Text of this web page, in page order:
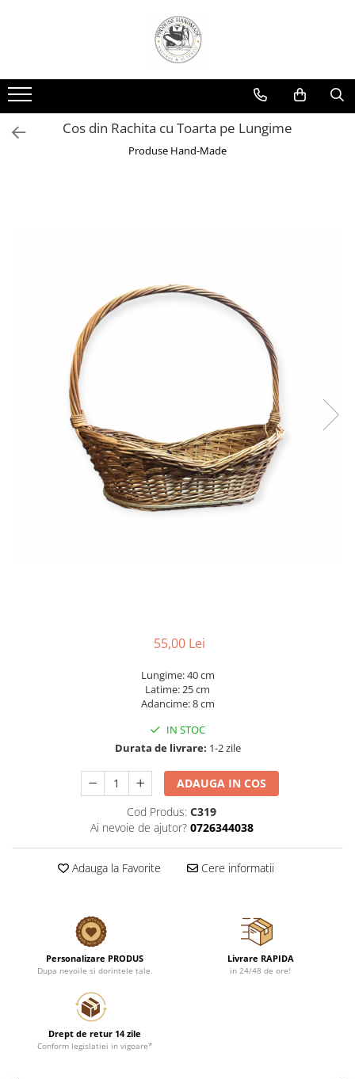
Cos din Rachita cu Toarta pe Lungime
Produse Hand-Made
55,00 Lei
Lungime: 40 cm
Latime: 25 cm
Adancime: 8 cm
IN STOC
Durata de livrare: 1-2 zile
ADAUGA IN COS
Cod Produs: C319
Ai nevoie de ajutor? 0726344038
Adauga la Favorite Cere informatii
Personalizare PRODUS
Dupa nevoile si dorintele tale.
Livrare RAPIDA
in 24/48 de ore!
Drept de retur 14 zile
Conform legislatiei in vigoare*